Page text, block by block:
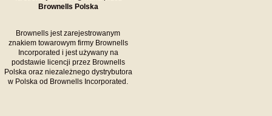
Brownells Polska
Brownells jest zarejestrowanym
znakiem towarowym firmy Brownells
Incorporated i jest używany na
podstawie licencji przez Brownells
Polska oraz niezależnego dystrybutora
w Polska od Brownells Incorporated.